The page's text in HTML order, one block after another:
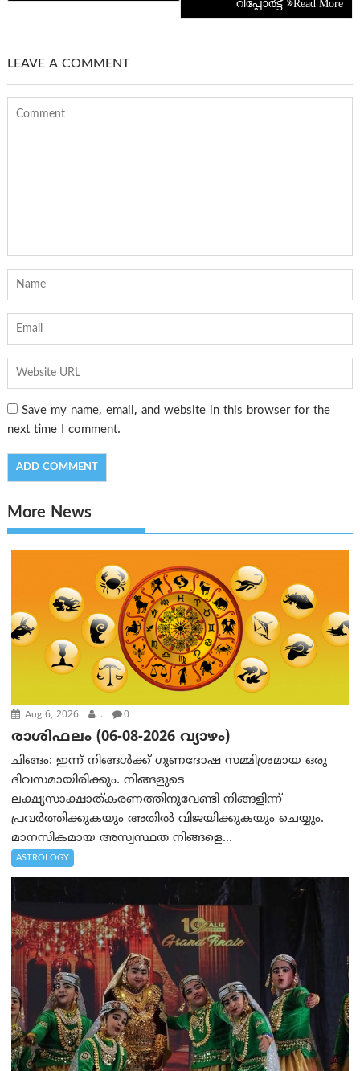
റിപ്പോർട്ട്
LEAVE A COMMENT
Save my name, email, and website in this browser for the
next time I comment.
More News
Aug 6, 2026 . 0
രാശിഫലം (06-08-2026 വ്യാഴം)
ചിങ്ങം: ഇന്ന് നിങ്ങൾക്ക് ഗുണദോഷ സമ്മിശ്രമായ ഒരു
ദിവസമായിരിക്കും. നിങ്ങളുടെ
ലക്ഷ്യസാക്ഷാത്കരണത്തിനുവേണ്ടി നിങ്ങളിന്ന്
പ്രവർത്തിക്കുകയും അതില്‍ വിജയിക്കുകയും ചെയ്യും.
മാനസികമായ അസ്വസ്ഥത നിങ്ങളെ...
ASTROLOGY